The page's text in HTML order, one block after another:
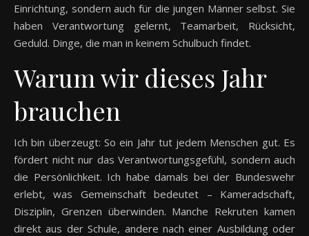
Einrichtung, sondern auch für die jungen Männer selbst. Sie
haben Verantwortung gelernt, Teamarbeit, Rücksicht,
Geduld. Dinge, die man in keinem Schulbuch findet.
Warum wir dieses Jahr
brauchen
Ich bin überzeugt: So ein Jahr tut jedem Menschen gut. Es
fördert nicht nur das Verantwortungsgefühl, sondern auch
die Persönlichkeit. Ich habe damals bei der Bundeswehr
erlebt, was Gemeinschaft bedeutet – Kameradschaft,
Disziplin, Grenzen überwinden. Manche Rekruten kamen
direkt aus der Schule, andere nach einer Ausbildung oder